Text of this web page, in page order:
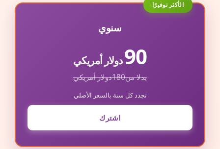
الأكثر توفيرًا
سنوي
90دولار أمريكي
بدلا من180دولار أمريكي
تجدد كل سنة بالسعر الأصلي
اشترك